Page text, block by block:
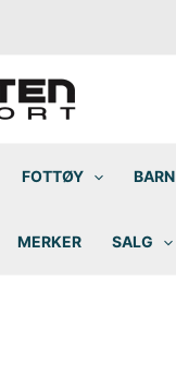
FOTTØY BARN
MERKER SALG